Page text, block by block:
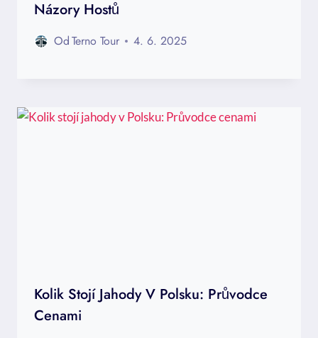
Názory Hostů
OdTerno Tour 4. 6. 2025
Kolik Stojí Jahody V Polsku: Průvodce
Cenami